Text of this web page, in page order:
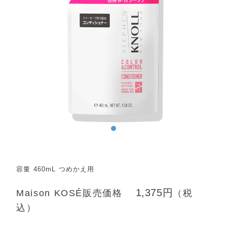
容量 460mL つめかえ用
Maison KOSÉ販売価格 1,375円
（税
込）